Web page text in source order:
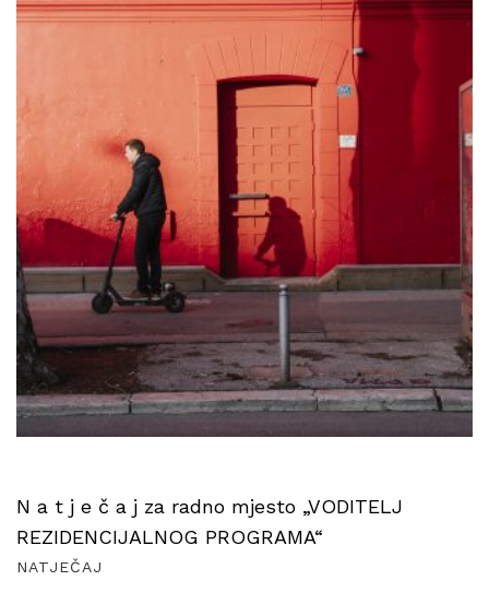
N a t j e č a j za radno mjesto „VODITELJ
REZIDENCIJALNOG PROGRAMA“
NATJEČAJ